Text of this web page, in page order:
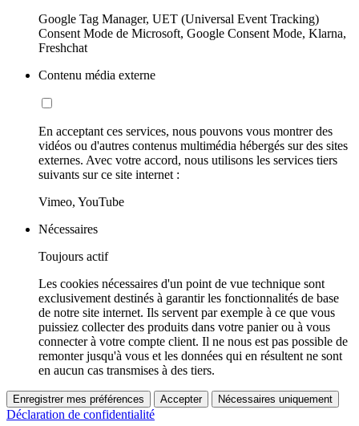
Google Tag Manager, UET (Universal Event Tracking)
Consent Mode de Microsoft, Google Consent Mode, Klarna,
Freshchat
Contenu média externe
En acceptant ces services, nous pouvons vous montrer des
vidéos ou d'autres contenus multimédia hébergés sur des sites
externes. Avec votre accord, nous utilisons les services tiers
suivants sur ce site internet :
Vimeo, YouTube
Nécessaires
Toujours actif
Les cookies nécessaires d'un point de vue technique sont
exclusivement destinés à garantir les fonctionnalités de base
de notre site internet. Ils servent par exemple à ce que vous
puissiez collecter des produits dans votre panier ou à vous
connecter à votre compte client. Il ne nous est pas possible de
remonter jusqu'à vous et les données qui en résultent ne sont
en aucun cas transmises à des tiers.
Enregistrer mes préférences Accepter Nécessaires uniquement
Déclaration de confidentialité